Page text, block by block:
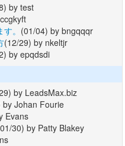
by test
。 (01/04) by bngqqqr
(12/29) by nkeltjr
by epqdsdi
by LeadsMax.biz
by Johan Fourie
Evans
30) by Patty Blakey